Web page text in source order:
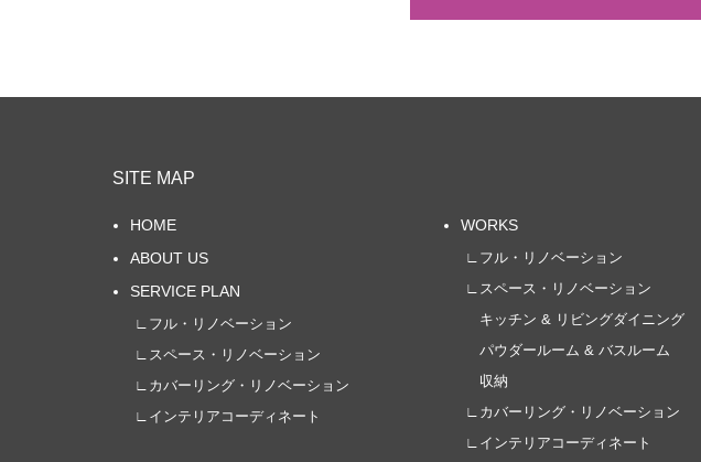
SITE MAP
HOME
ABOUT US
SERVICE PLAN
∟フル・リノベーション
∟スペース・リノベーション
∟カバーリング・リノベーション
∟インテリアコーディネート
WORKS
∟フル・リノベーション
∟スペース・リノベーション
キッチン & リビングダイニング
パウダールーム & バスルーム
収納
∟カバーリング・リノベーション
∟インテリアコーディネート